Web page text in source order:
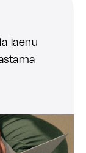
laenu